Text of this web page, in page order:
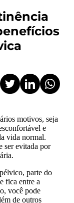
motivos, seja
e
vida normal.
ser evitada por
parte do
fica entre a
você pode
de outros